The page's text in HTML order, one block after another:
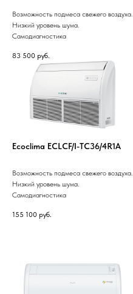
Возможность подмеса свежего воздуха.
Низкий уровень шума.
Самодиагностика
83 500 руб.
Ecoclima ECLCF/I-TC36/4R1A
Возможность подмеса свежего воздуха.
Низкий уровень шума.
Самодиагностика
155 100 руб.